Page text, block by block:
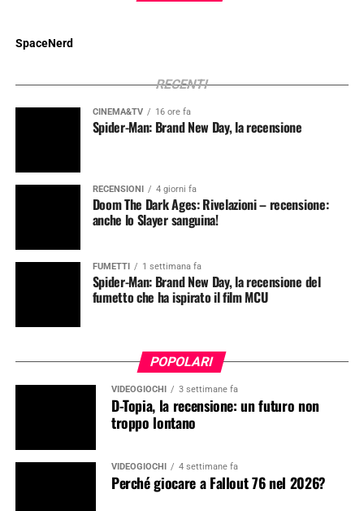
SpaceNerd
RECENTI
CINEMA&TV 16 ore fa
Spider-Man: Brand New Day, la recensione
RECENSIONI 4 giorni fa
Doom The Dark Ages: Rivelazioni – recensione:
anche lo Slayer sanguina!
FUMETTI 1 settimana fa
Spider-Man: Brand New Day, la recensione del
fumetto che ha ispirato il film MCU
POPOLARI
VIDEOGIOCHI 3 settimane fa
D-Topia, la recensione: un futuro non
troppo lontano
VIDEOGIOCHI 4 settimane fa
Perché giocare a Fallout 76 nel 2026?